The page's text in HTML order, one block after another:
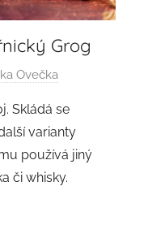
Grog
Ovečka
Skládá se
varianty
používá jiný
či whisky.